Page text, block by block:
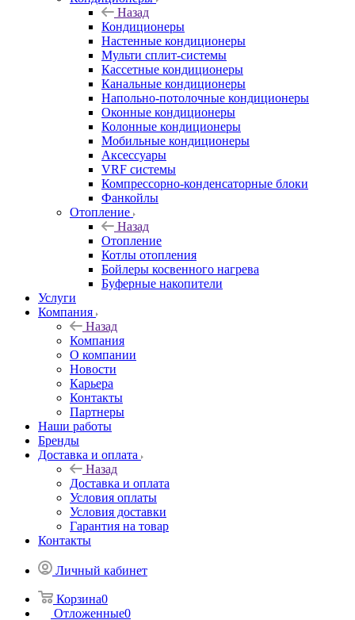
Назад
Кондиционеры
Настенные кондиционеры
Мульти сплит-системы
Кассетные кондиционеры
Канальные кондиционеры
Напольно-потолочные кондиционеры
Оконные кондиционеры
Колонные кондиционеры
Мобильные кондиционеры
Аксессуары
VRF системы
Компрессорно-конденсаторные блоки
Фанкойлы
Отопление
Назад
Отопление
Котлы отопления
Бойлеры косвенного нагрева
Буферные накопители
Услуги
Компания
Назад
Компания
О компании
Новости
Карьера
Контакты
Партнеры
Наши работы
Бренды
Доставка и оплата
Назад
Доставка и оплата
Условия оплаты
Условия доставки
Гарантия на товар
Контакты
Личный кабинет
Корзина0
Отложенные0